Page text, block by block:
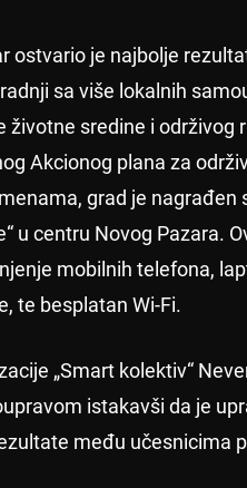
ostvario je najbolje
sa više lokalnih
životne sredine i održivog
Akcionog plana za
grad je
u centru Novog Pazara.
mobilnih telefona,
te besplatan Wi-Fi.
„Smart kolektiv“
istakavši da je
među učesnicima